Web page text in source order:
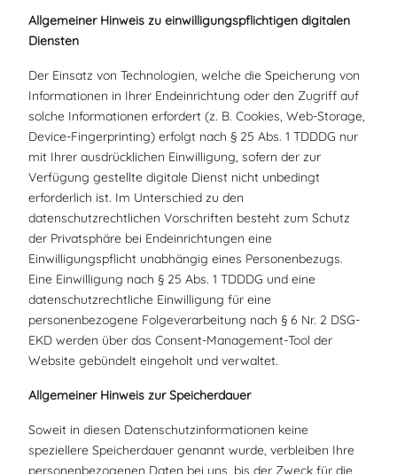
Allgemeiner Hinweis zu einwilligungspflichtigen digitalen
Diensten
Der Einsatz von Technologien, welche die Speicherung von
Informationen in Ihrer Endeinrichtung oder den Zugriff auf
solche Informationen erfordert (z. B. Cookies, Web-Storage,
Device-Fingerprinting) erfolgt nach § 25 Abs. 1 TDDDG nur
mit Ihrer ausdrücklichen Einwilligung, sofern der zur
Verfügung gestellte digitale Dienst nicht unbedingt
erforderlich ist. Im Unterschied zu den
datenschutzrechtlichen Vorschriften besteht zum Schutz
der Privatsphäre bei Endeinrichtungen eine
Einwilligungspflicht unabhängig eines Personenbezugs.
Eine Einwilligung nach § 25 Abs. 1 TDDDG und eine
datenschutzrechtliche Einwilligung für eine
personenbezogene Folgeverarbeitung nach § 6 Nr. 2 DSG-
EKD werden über das Consent-Management-Tool der
Website gebündelt eingeholt und verwaltet.
Allgemeiner Hinweis zur Speicherdauer
Soweit in diesen Datenschutzinformationen keine
speziellere Speicherdauer genannt wurde, verbleiben Ihre
personenbezogenen Daten bei uns, bis der Zweck für die